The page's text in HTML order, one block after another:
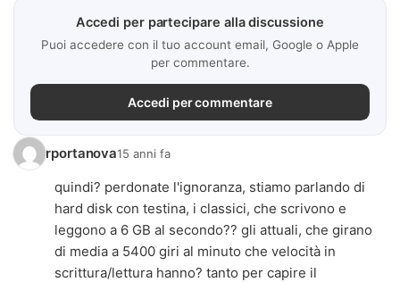
Accedi per partecipare alla discussione
Puoi accedere con il tuo account email, Google o Apple
per commentare.
Accedi per commentare
rportanova15 anni fa
quindi? perdonate l'ignoranza, stiamo parlando di
hard disk con testina, i classici, che scrivono e
leggono a 6 GB al secondo?? gli attuali, che girano
di media a 5400 giri al minuto che velocità in
scrittura/lettura hanno? tanto per capire il